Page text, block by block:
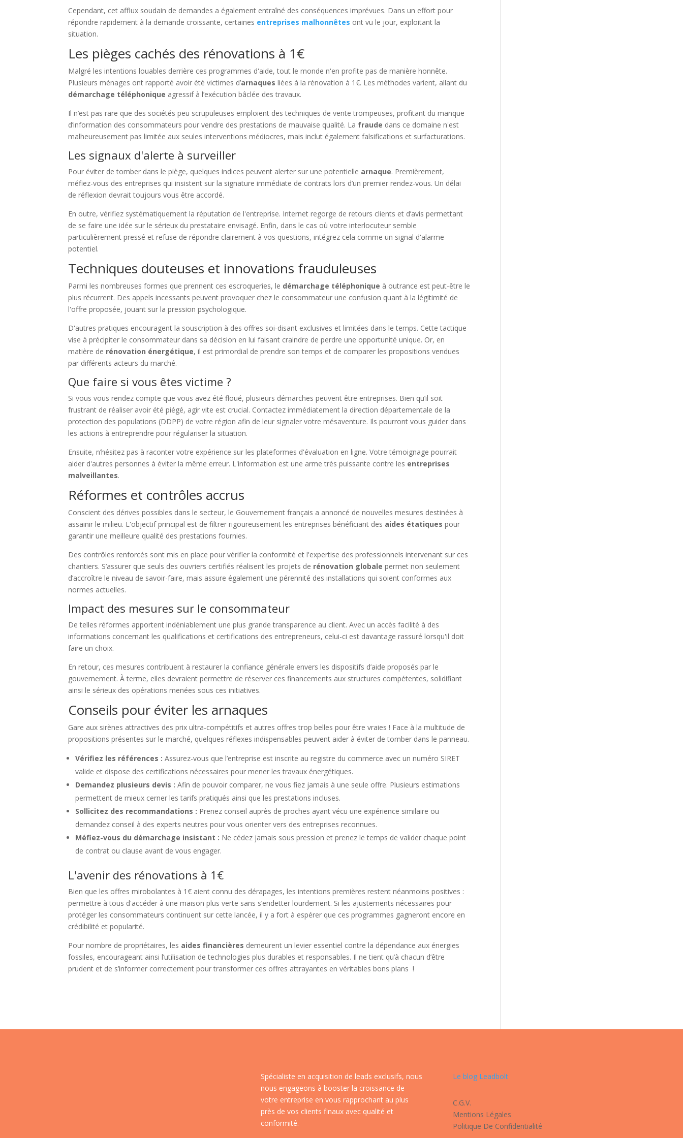
Cependant, cet afflux soudain de demandes a également entraîné des conséquences imprévues. Dans un effort pour
répondre rapidement à la demande croissante, certaines entreprises malhonnêtes ont vu le jour, exploitant la
situation.
Les pièges cachés des rénovations à 1€
Malgré les intentions louables derrière ces programmes d'aide, tout le monde n'en profite pas de manière honnête.
Plusieurs ménages ont rapporté avoir été victimes d’arnaques liées à la rénovation à 1€. Les méthodes varient, allant du
démarchage téléphonique agressif à l’exécution bâclée des travaux.
Il n’est pas rare que des sociétés peu scrupuleuses emploient des techniques de vente trompeuses, profitant du manque
d’information des consommateurs pour vendre des prestations de mauvaise qualité. La fraude dans ce domaine n'est
malheureusement pas limitée aux seules interventions médiocres, mais inclut également falsifications et surfacturations.
Les signaux d'alerte à surveiller
Pour éviter de tomber dans le piège, quelques indices peuvent alerter sur une potentielle arnaque. Premièrement,
méfiez-vous des entreprises qui insistent sur la signature immédiate de contrats lors d’un premier rendez-vous. Un délai
de réflexion devrait toujours vous être accordé.
En outre, vérifiez systématiquement la réputation de l'entreprise. Internet regorge de retours clients et d’avis permettant
de se faire une idée sur le sérieux du prestataire envisagé. Enfin, dans le cas où votre interlocuteur semble
particulièrement pressé et refuse de répondre clairement à vos questions, intégrez cela comme un signal d'alarme
potentiel.
Techniques douteuses et innovations frauduleuses
Parmi les nombreuses formes que prennent ces escroqueries, le démarchage téléphonique à outrance est peut-être le
plus récurrent. Des appels incessants peuvent provoquer chez le consommateur une confusion quant à la légitimité de
l'offre proposée, jouant sur la pression psychologique.
D'autres pratiques encouragent la souscription à des offres soi-disant exclusives et limitées dans le temps. Cette tactique
vise à précipiter le consommateur dans sa décision en lui faisant craindre de perdre une opportunité unique. Or, en
matière de rénovation énergétique, il est primordial de prendre son temps et de comparer les propositions vendues
par différents acteurs du marché.
Que faire si vous êtes victime ?
Si vous vous rendez compte que vous avez été floué, plusieurs démarches peuvent être entreprises. Bien qu’il soit
frustrant de réaliser avoir été piégé, agir vite est crucial. Contactez immédiatement la direction départementale de la
protection des populations (DDPP) de votre région afin de leur signaler votre mésaventure. Ils pourront vous guider dans
les actions à entreprendre pour régulariser la situation.
Ensuite, n’hésitez pas à raconter votre expérience sur les plateformes d'évaluation en ligne. Votre témoignage pourrait
aider d'autres personnes à éviter la même erreur. L'information est une arme très puissante contre les entreprises
malveillantes.
Réformes et contrôles accrus
Conscient des dérives possibles dans le secteur, le Gouvernement français a annoncé de nouvelles mesures destinées à
assainir le milieu. L'objectif principal est de filtrer rigoureusement les entreprises bénéficiant des aides étatiques pour
garantir une meilleure qualité des prestations fournies.
Des contrôles renforcés sont mis en place pour vérifier la conformité et l'expertise des professionnels intervenant sur ces
chantiers. S’assurer que seuls des ouvriers certifiés réalisent les projets de rénovation globale permet non seulement
d’accroître le niveau de savoir-faire, mais assure également une pérennité des installations qui soient conformes aux
normes actuelles.
Impact des mesures sur le consommateur
De telles réformes apportent indéniablement une plus grande transparence au client. Avec un accès facilité à des
informations concernant les qualifications et certifications des entrepreneurs, celui-ci est davantage rassuré lorsqu'il doit
faire un choix.
En retour, ces mesures contribuent à restaurer la confiance générale envers les dispositifs d’aide proposés par le
gouvernement. À terme, elles devraient permettre de réserver ces financements aux structures compétentes, solidifiant
ainsi le sérieux des opérations menées sous ces initiatives.
Conseils pour éviter les arnaques
Gare aux sirènes attractives des prix ultra-compétitifs et autres offres trop belles pour être vraies ! Face à la multitude de
propositions présentes sur le marché, quelques réflexes indispensables peuvent aider à éviter de tomber dans le panneau.
Vérifiez les références : Assurez-vous que l’entreprise est inscrite au registre du commerce avec un numéro SIRET
valide et dispose des certifications nécessaires pour mener les travaux énergétiques.
Demandez plusieurs devis : Afin de pouvoir comparer, ne vous fiez jamais à une seule offre. Plusieurs estimations
permettent de mieux cerner les tarifs pratiqués ainsi que les prestations incluses.
Sollicitez des recommandations : Prenez conseil auprès de proches ayant vécu une expérience similaire ou
demandez conseil à des experts neutres pour vous orienter vers des entreprises reconnues.
Méfiez-vous du démarchage insistant : Ne cédez jamais sous pression et prenez le temps de valider chaque point
de contrat ou clause avant de vous engager.
L'avenir des rénovations à 1€
Bien que les offres mirobolantes à 1€ aient connu des dérapages, les intentions premières restent néanmoins positives :
permettre à tous d'accéder à une maison plus verte sans s’endetter lourdement. Si les ajustements nécessaires pour
protéger les consommateurs continuent sur cette lancée, il y a fort à espérer que ces programmes gagneront encore en
crédibilité et popularité.
Pour nombre de propriétaires, les aides financières demeurent un levier essentiel contre la dépendance aux énergies
fossiles, encourageant ainsi l’utilisation de technologies plus durables et responsables. Il ne tient qu’à chacun d’être
prudent et de s’informer correctement pour transformer ces offres attrayantes en véritables bons plans !
Spécialiste en acquisition de leads exclusifs, nous
nous engageons à booster la croissance de
votre entreprise en vous rapprochant au plus
près de vos clients finaux avec qualité et
conformité.
Le blog Leadbolt
C.G.V.
Mentions Légales
Politique De Confidentialité